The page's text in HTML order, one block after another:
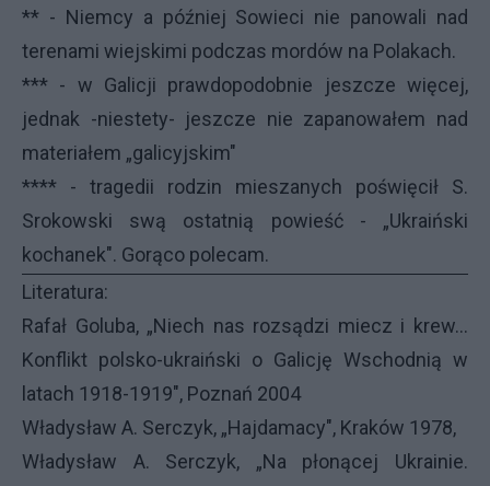
** - Niemcy a później Sowieci nie panowali nad
terenami wiejskimi podczas mordów na Polakach.
*** - w Galicji prawdopodobnie jeszcze więcej,
jednak -niestety- jeszcze nie zapanowałem nad
materiałem „galicyjskim"
**** - tragedii rodzin mieszanych poświęcił S.
Srokowski swą ostatnią powieść - „Ukraiński
kochanek". Gorąco polecam.
Literatura:
Rafał Goluba, „Niech nas rozsądzi miecz i krew...
Konflikt polsko-ukraiński o Galicję Wschodnią w
latach 1918-1919", Poznań 2004
Władysław A. Serczyk, „Hajdamacy", Kraków 1978,
Władysław A. Serczyk, „Na płonącej Ukrainie.